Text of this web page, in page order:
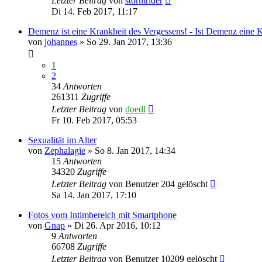
Di 14. Feb 2017, 11:17
Demenz ist eine Krankheit des Vergessens! - Ist Demenz eine
von johannes » So 29. Jan 2017, 13:36
1
2
34 Antworten
261311 Zugriffe
Letzter Beitrag von doedl
Fr 10. Feb 2017, 05:53
Sexualität im Alter
von Zephalagie » So 8. Jan 2017, 14:34
15 Antworten
34320 Zugriffe
Letzter Beitrag von Benutzer 204 gelöscht
Sa 14. Jan 2017, 17:10
Fotos vom Intimbereich mit Smartphone
von Gnap » Di 26. Apr 2016, 10:12
9 Antworten
66708 Zugriffe
Letzter Beitrag von Benutzer 10209 gelöscht